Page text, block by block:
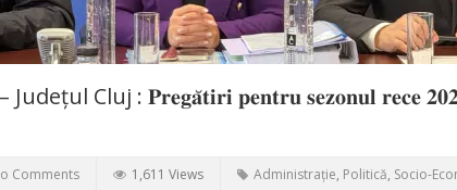
Cluj : 𝐏𝐫𝐞𝐠𝐚̆𝐭𝐢𝐫𝐢 𝐩𝐞𝐧𝐭𝐫𝐮 𝐬𝐞𝐳𝐨𝐧𝐮𝐥 𝐫𝐞𝐜𝐞
Comments 1,611 Views Administrație, Politică, Socio-